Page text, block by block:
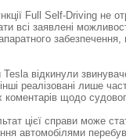
Full Self-Driving не
всі заявлені
відкинули
реалізовані лише
коментарів щодо
цієї справи може
автомобілями